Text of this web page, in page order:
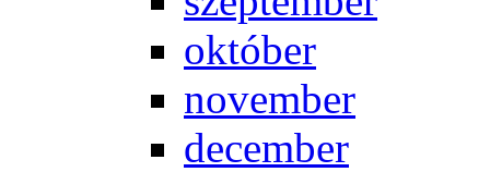
ok­tó­ber
no­vem­ber
de­cem­ber